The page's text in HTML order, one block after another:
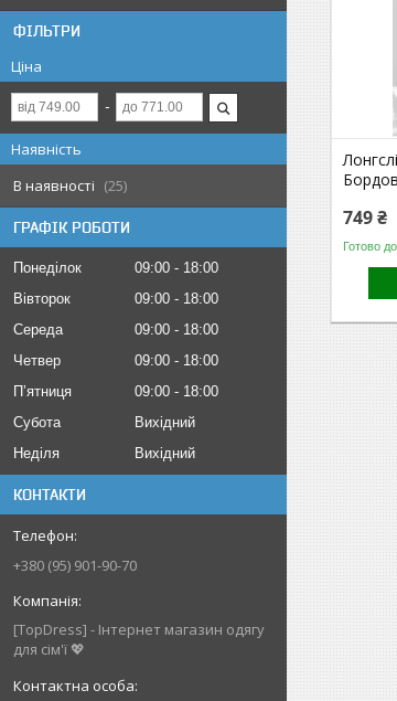
ФІЛЬТРИ
Ціна
Наявність
В наявності
25
ГРАФІК РОБОТИ
Понеділок 09:00
18:00
Вівторок
09:00
18:00
Середа
09:00
18:00
Четвер
09:00
18:00
Пʼятниця
09:00
18:00
Субота
Вихідний
Неділя
Вихідний
КОНТАКТИ
+380 (95) 901-90-70
[TopDress] - Інтернет магазин одягу
для сім'ї 💖
749 ₴
Готово